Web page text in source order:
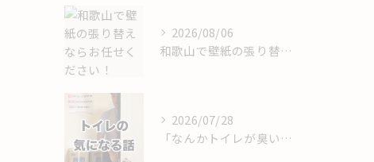
2026/08/06
和歌山で壁紙の張り替えならお任せください！
2026/07/28
「なんかトイレが臭い…」